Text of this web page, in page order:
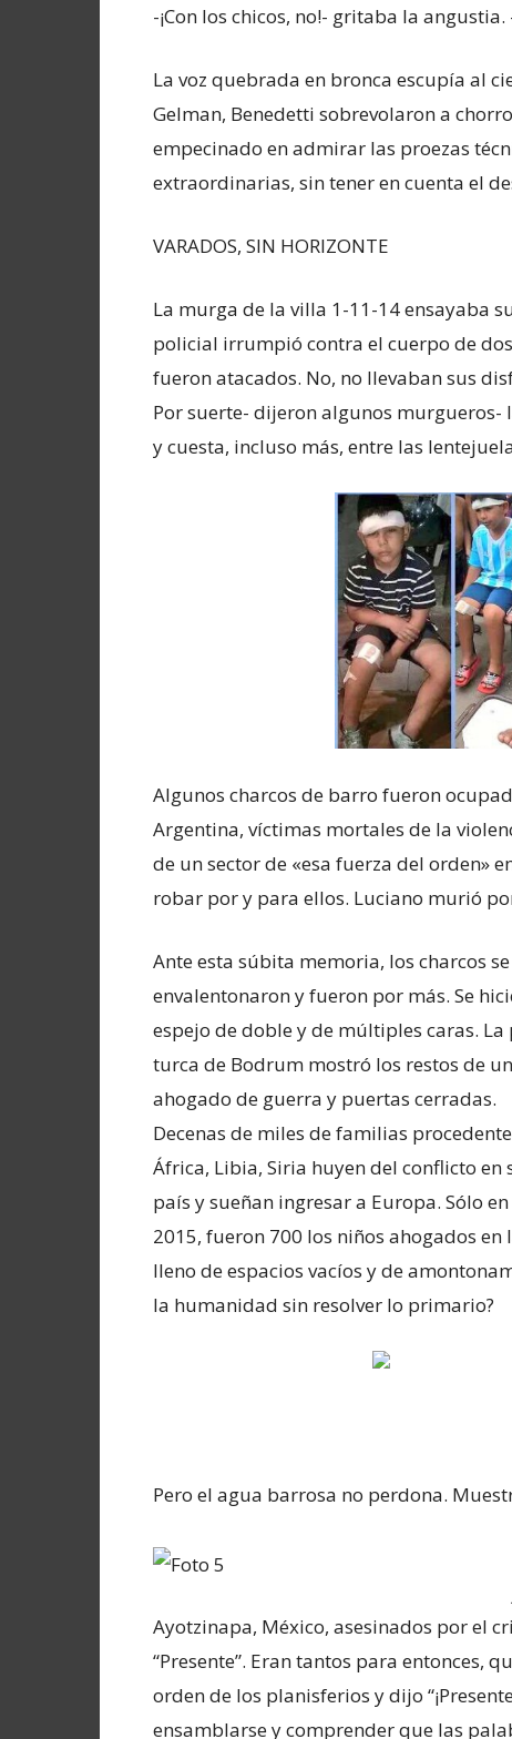
-¡Con los chicos, no!- gritaba la angustia.
La voz quebrada en bronca escupía al
Gelman, Benedetti sobrevolaron a
empecinado en admirar las proezas
extraordinarias, sin tener en cuenta el
VARADOS, SIN HORIZONTE
La murga de la villa 1-11-14 ensayaba
policial irrumpió contra el cuerpo de
fueron atacados. No, no llevaban sus
Por suerte- dijeron algunos murgueros-
y cuesta, incluso más, entre las
Algunos charcos de barro fueron
Argentina, víctimas mortales de la
de un sector de «esa fuerza del orden»
robar por y para ellos. Luciano murió
Ante esta súbita memoria, los charcos se
envalentonaron y fueron por más. Se
espejo de doble y de múltiples caras. La
turca de Bodrum mostró los restos de
ahogado de guerra y puertas cerradas.
Decenas de miles de familias
África, Libia, Siria huyen del conflicto en
país y sueñan ingresar a Europa. Sólo en
2015, fueron 700 los niños ahogados
lleno de espacios vacíos y de
la humanidad sin resolver lo primario?
Pero el agua barrosa no perdona.
Ayotzinapa, México, asesinados por el
“Presente”. Eran tantos para entonces,
orden de los planisferios y dijo
ensamblarse y comprender que las